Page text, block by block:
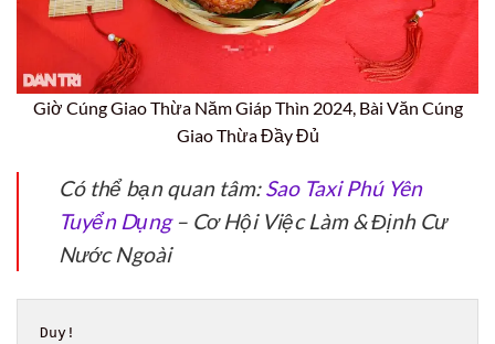
Giờ Cúng Giao Thừa Năm Giáp Thìn 2024, Bài Văn Cúng
Giao Thừa Đầy Đủ
Có thể bạn quan tâm:Sao Taxi Phú Yên
Tuyển Dụng– Cơ Hội Việc Làm & Định Cư
Nước Ngoài
Duy!